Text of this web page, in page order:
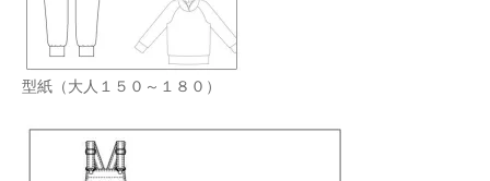
型紙（大人１５０～１８０）